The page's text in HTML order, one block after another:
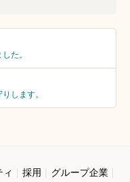
た。
します。
採用
グループ企業